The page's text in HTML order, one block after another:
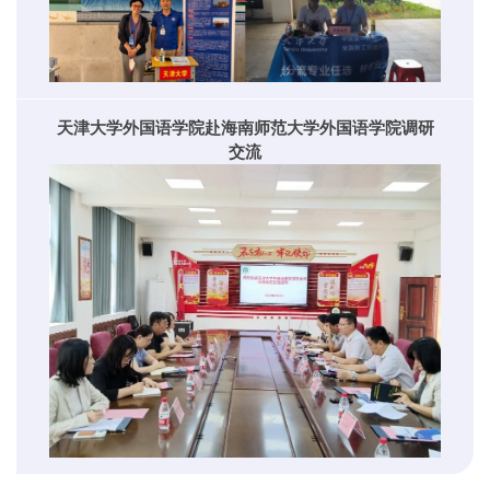
天津大学外国语学院赴海南师范大学外国语学院调研
交流